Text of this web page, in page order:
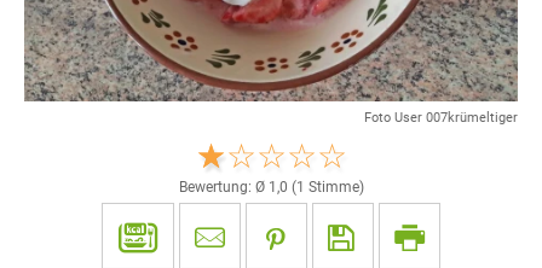
Foto User 007krümeltiger
Bewertung: Ø 1,0 (1 Stimme)